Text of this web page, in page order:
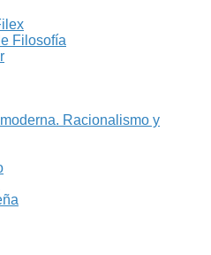
Filosofía
Racionalismo y